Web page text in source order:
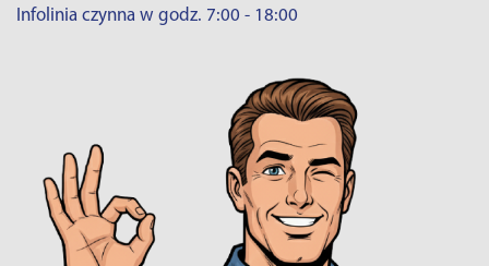
Infolinia czynna w godz. 7:00 - 18:00